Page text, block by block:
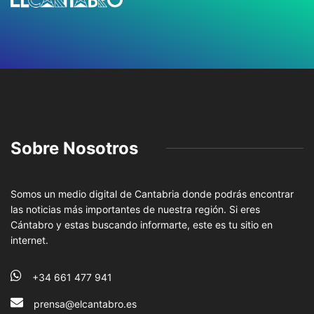
Sobre Nosotros
Somos un medio digital de Cantabria donde podrás encontrar
las noticias más importantes de nuestra región. Si eres
Cántabro y estas buscando informarte, este es tu sitio en
internet.
+34 661 477 941
prensa@elcantabro.es